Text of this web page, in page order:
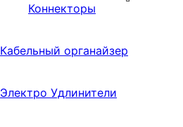
Коннекторы
Кабельный органайзер
Электро Удлинители